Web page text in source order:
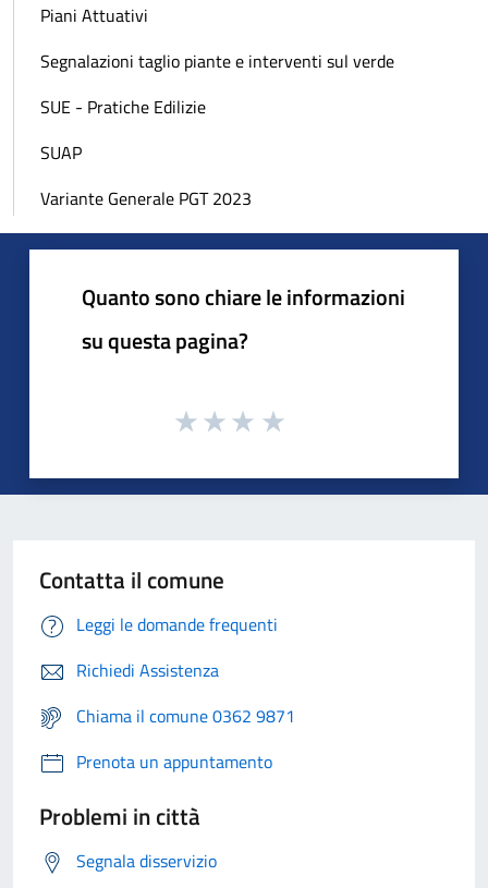
Piani Attuativi
Segnalazioni taglio piante e interventi sul verde
SUE - Pratiche Edilizie
SUAP
Variante Generale PGT 2023
Quanto sono chiare le informazioni
su questa pagina?
Contatta il comune
Leggi le domande frequenti
Richiedi Assistenza
Chiama il comune 0362 9871
Prenota un appuntamento
Problemi in città
Segnala disservizio